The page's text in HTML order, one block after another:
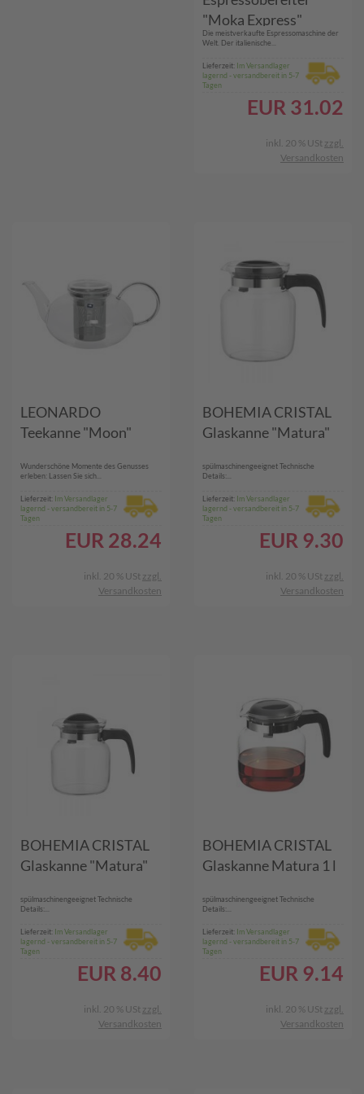
"Moka Express"
Die meistverkaufte Espressomaschine der
Welt. Der italienische...
Lieferzeit: Im Versandlager
lagernd - versandbereit in 5-7
Tagen
EUR 31.02
inkl. 20 % USt zzgl.
Versandkosten
LEONARDO
Teekanne "Moon"
Wunderschöne Momente des Genusses
erleben: Lassen Sie sich...
Lieferzeit: Im Versandlager
lagernd - versandbereit in 5-7
Tagen
EUR 28.24
inkl. 20 % USt zzgl.
Versandkosten
BOHEMIA CRISTAL
Glaskanne "Matura"
spülmaschinengeeignet Technische
Details:...
Lieferzeit: Im Versandlager
lagernd - versandbereit in 5-7
Tagen
EUR 9.30
inkl. 20 % USt zzgl.
Versandkosten
BOHEMIA CRISTAL
Glaskanne "Matura"
spülmaschinengeeignet Technische
Details:...
Lieferzeit: Im Versandlager
lagernd - versandbereit in 5-7
Tagen
EUR 8.40
inkl. 20 % USt zzgl.
Versandkosten
BOHEMIA CRISTAL
Glaskanne Matura 1 l
spülmaschinengeeignet Technische
Details:...
Lieferzeit: Im Versandlager
lagernd - versandbereit in 5-7
Tagen
EUR 9.14
inkl. 20 % USt zzgl.
Versandkosten